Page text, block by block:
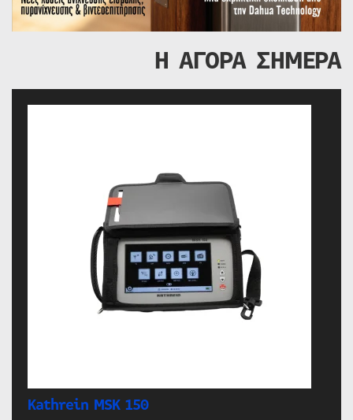
Η ΑΓΟΡΑ ΣΗΜΕΡΑ
Kathrein MSK 150